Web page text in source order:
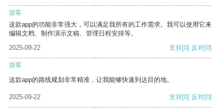
游客
这款app的功能非常强大，可以满足我所有的工作需求。我可以使用它来
编辑文档、制作演示文稿、管理日程安排等。
2025-09-22
支持[0] 反对[0]
游客
这款app的路线规划非常精准，让我能够快速到达目的地。
2025-09-22 支持[0] 反对[0]